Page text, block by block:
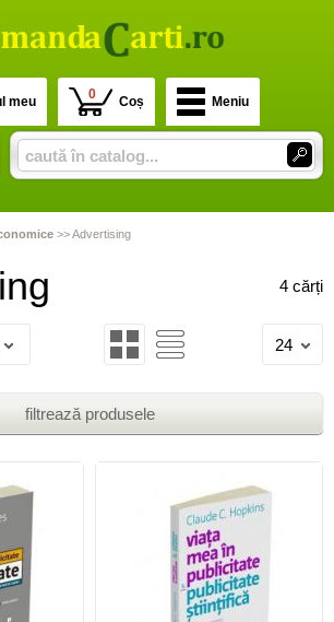
meu 0 Coș Meniu
>>Advertising
4 cărți
24
filtrează produsele